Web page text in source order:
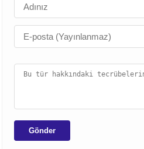
Gönder